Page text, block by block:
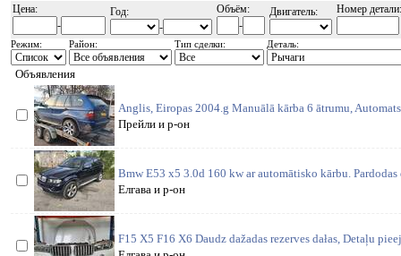
Цена:
-
Год:
-
Объём:
-
Двигатель: Номер детали:
Режим: Район: Тип сделки: Деталь:
Объявления
Anglis, Eiropas 2004.g Manuālā kārba 6 ātrumu,
Прейли и р-он
Bmw E53 x5 3.0d 160 kw ar automātisko kārbu. Pardodas
Елгава и р-он
F15 X5 F16 X6 Daudz dažadas rezerves dałas, Detaļu